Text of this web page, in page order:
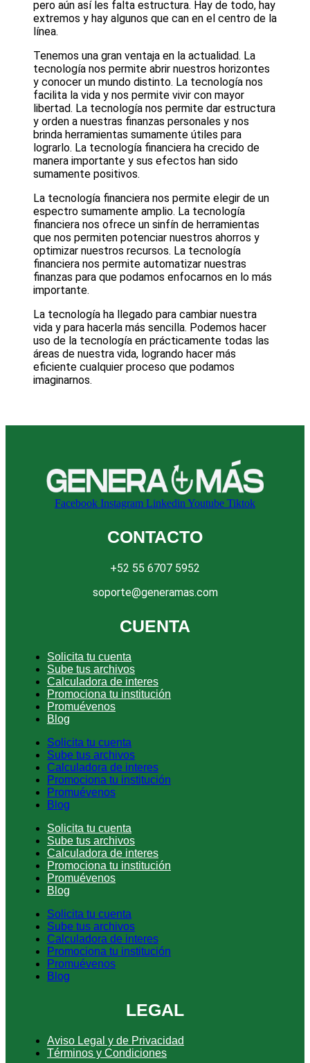
pero aún así les falta estructura. Hay de todo, hay
extremos y hay algunos que can en el centro de la
línea.
Tenemos una gran ventaja en la actualidad. La
tecnología nos permite abrir nuestros horizontes
y conocer un mundo distinto. La tecnología nos
facilita la vida y nos permite vivir con mayor
libertad. La tecnología nos permite dar estructura
y orden a nuestras finanzas personales y nos
brinda herramientas sumamente útiles para
lograrlo. La tecnología financiera ha crecido de
manera importante y sus efectos han sido
sumamente positivos.
La tecnología financiera nos permite elegir de un
espectro sumamente amplio. La tecnología
financiera nos ofrece un sinfín de herramientas
que nos permiten potenciar nuestros ahorros y
optimizar nuestros recursos. La tecnología
financiera nos permite automatizar nuestras
finanzas para que podamos enfocarnos en lo más
importante.
La tecnología ha llegado para cambiar nuestra
vida y para hacerla más sencilla. Podemos hacer
uso de la tecnología en prácticamente todas las
áreas de nuestra vida, logrando hacer más
eficiente cualquier proceso que podamos
imaginarnos.
Facebook Instagram LinkedinYoutube Tiktok
CONTACTO
+52 55 6707 5952
soporte@generamas.com
CUENTA
Solicita tu cuenta
Sube tus archivos
Calculadora de interes
Promociona tu institución
Promuévenos
Blog
Solicita tu cuenta
Sube tus archivos
Calculadora de interes
Promociona tu institución
Promuévenos
Blog
Solicita tu cuenta
Sube tus archivos
Calculadora de interes
Promociona tu institución
Promuévenos
Blog
Solicita tu cuenta
Sube tus archivos
Calculadora de interes
Promociona tu institución
Promuévenos
Blog
LEGAL
Aviso Legal y de Privacidad
Términos y Condiciones